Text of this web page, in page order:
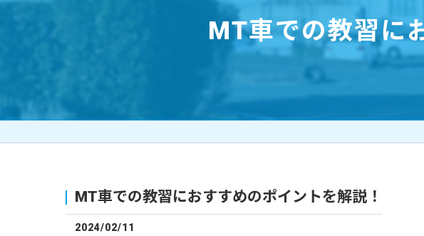
MT車での教習に
MT車での教習におすすめのポイントを解説！
2024/02/11